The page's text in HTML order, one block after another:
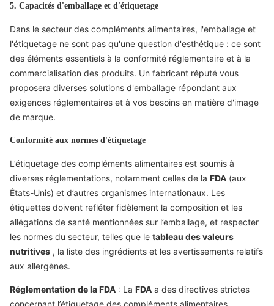
5. Capacités d'emballage et d'étiquetage
Dans le secteur des compléments alimentaires, l'emballage et
l'étiquetage ne sont pas qu'une question d'esthétique : ce sont
des éléments essentiels à la conformité réglementaire et à la
commercialisation des produits. Un fabricant réputé vous
proposera diverses solutions d'emballage répondant aux
exigences réglementaires et à vos besoins en matière d'image
de marque.
Conformité aux normes d'étiquetage
L’étiquetage des compléments alimentaires est soumis à
diverses réglementations, notamment celles de la FDA (aux
États-Unis) et d’autres organismes internationaux. Les
étiquettes doivent refléter fidèlement la composition et les
allégations de santé mentionnées sur l’emballage, et respecter
les normes du secteur, telles que le tableau des valeurs
nutritives , la liste des ingrédients et les avertissements relatifs
aux allergènes.
Réglementation de la FDA : La FDA a des directives strictes
concernant l’étiquetage des compléments alimentaires,